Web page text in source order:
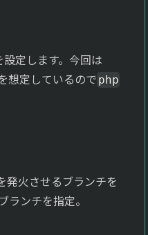
定します。今回は
想定しているので php
発火させるブランチを
ンチを指定。